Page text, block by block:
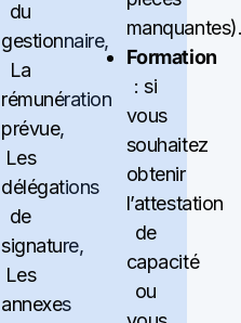
du
gestionnaire,
La
rémunération
prévue,
Les
délégations
de
signature,
Les
annexes
Formation
: si
vous
souhaitez
obtenir
l’attestation
de
capacité
ou